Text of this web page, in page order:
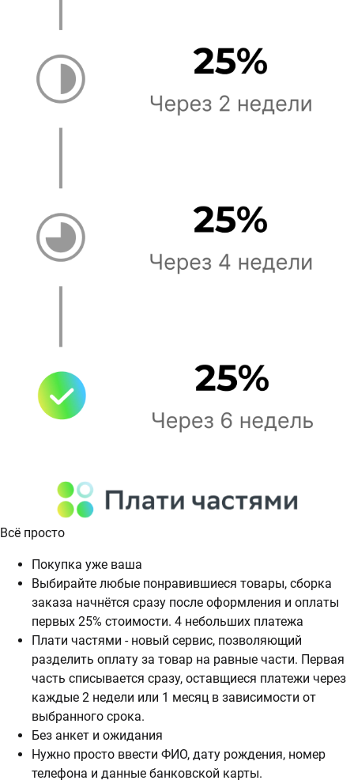
Всё просто
Покупка уже ваша
Выбирайте любые понравившиеся товары, сборка
заказа начнётся сразу после оформления и оплаты
первых 25% стоимости. 4 небольших платежа
Плати частями - новый сервис, позволяющий
разделить оплату за товар на равные части. Первая
часть списывается сразу, оставщиеся платежи через
каждые 2 недели или 1 месяц в зависимости от
выбранного срока.
Без анкет и ожидания
Нужно просто ввести ФИО, дату рождения, номер
телефона и данные банковской карты.